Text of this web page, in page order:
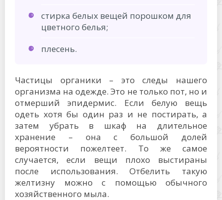
стирка белых вещей порошком для
цветного белья;
плесень.
Частицы органики – это следы нашего
организма на одежде. Это не только пот, но и
отмерший эпидермис. Если белую вещь
одеть хотя бы один раз и не постирать, а
затем убрать в шкаф на длительное
хранение – она с большой долей
вероятности пожелтеет. То же самое
случается, если вещи плохо выстираны
после использования. Отбелить такую
желтизну можно с помощью обычного
хозяйственного мыла.